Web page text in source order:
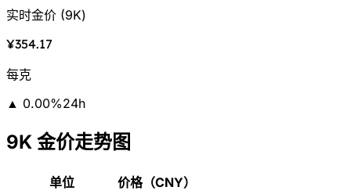
实时金价 (9K)
¥354.17
每克
▲ 0.00%24h
9K 金价走势图
单位
价格（CNY）